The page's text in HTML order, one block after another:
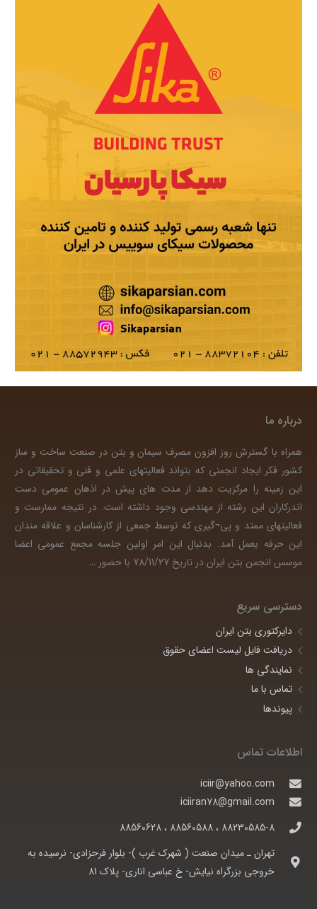
درباره ما
همراه با گسترش روز افزون مصرف سیمان و بتن در صنعت ساخت و ساز
کشور فکر ایجاد انجمنی که بتواند فعالیتهای علمی و فنی و تحقیقاتی در
این زمینه را مرکزیت دهد از مدت های پیش در اذهان عمومی دست
اندرکاران این رشته از مهندسی وجود داشته است. در نتیجه ممارست و
فعالیتهای ممتد و پی¬گیری که توسط جمعی از کارشناسان و علاقه مندان
این حرفه بعمل آمد. بدنبال این امر اولین جلسه مجمع عمومی اعضا
موسس انجمن بتن ایران در تاریخ 78/11/27 با حضور
…
دسترسی سریع
دایرکتوری بتن ایران
دریافت فایل لیست اعضای حقوق
نمایندگی ها
تماس با ما
پیوندها
اطلاعات تماس
iciir@yahoo.com
iciiran78@gmail.com
88230585-8 ، 88560588 ، 88560628
تهران ـ ميدان صنعت ( شهرک غرب )- بلوار فرحزادی- نرسيده به
خروجی بزرگراه نيايش- خ عباسی اناری- پلاک 81